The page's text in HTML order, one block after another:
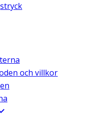
och villkor